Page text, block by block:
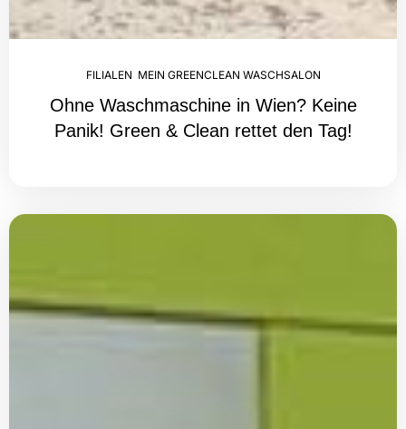
FILIALEN MEIN GREENCLEAN WASCHSALON
Ohne Waschmaschine in Wien? Keine
Panik! Green & Clean rettet den Tag!